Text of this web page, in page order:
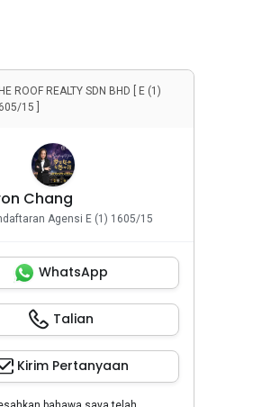
ROOF REALTY SDN BHD [ E (1)
15 ]
Chang
Agensi E (1) 1605/15
WhatsApp
Talian
Kirim Pertanyaan